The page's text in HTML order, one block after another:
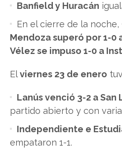
Banfield y Huracán
En el cierre de la noche,
Mendoza superó por 1-0
Vélez se impuso 1-0 a
Elviernes 23 de enero
Lanús venció 3-2 a San
partido abierto y con
Independiente e
empataron 1-1.